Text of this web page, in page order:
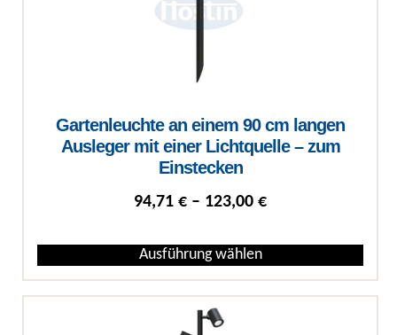
Gartenleuchte an einem 90 cm langen
Ausleger mit einer Lichtquelle – zum
Einstecken
94,71 € – 123,00 €Preisspanne:
Ausführung wählen